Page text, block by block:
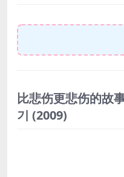
比悲伤更悲伤的故
기 (2009)